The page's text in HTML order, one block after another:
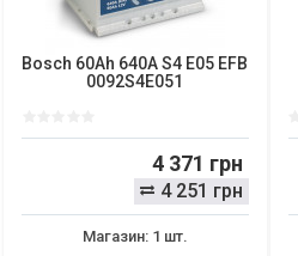
Bosch 60Ah 640A S4 E05 EFB
0092S4E051
4 371 грн
4 251 грн
Магазин: 1 шт.